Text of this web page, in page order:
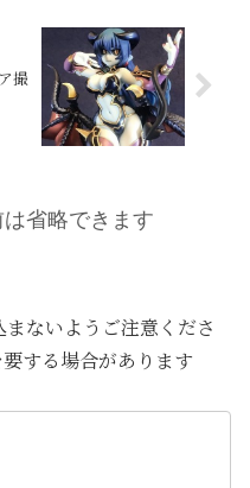
撮
省略できます
ないようご注意くださ
する場合があります